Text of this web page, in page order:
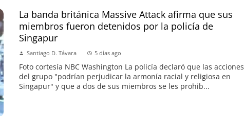
La banda británica Massive Attack afirma que sus
miembros fueron detenidos por la policía de
Singapur
Santiago D. Távara 5 días ago
Foto cortesía NBC Washington La policía declaró que las acciones
del grupo "podrían perjudicar la armonía racial y religiosa en
Singapur" y que a dos de sus miembros se les prohib...